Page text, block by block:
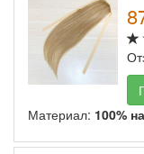
Материал: 100%